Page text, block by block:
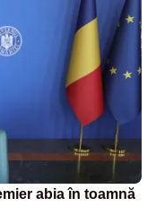
abia în toamnă